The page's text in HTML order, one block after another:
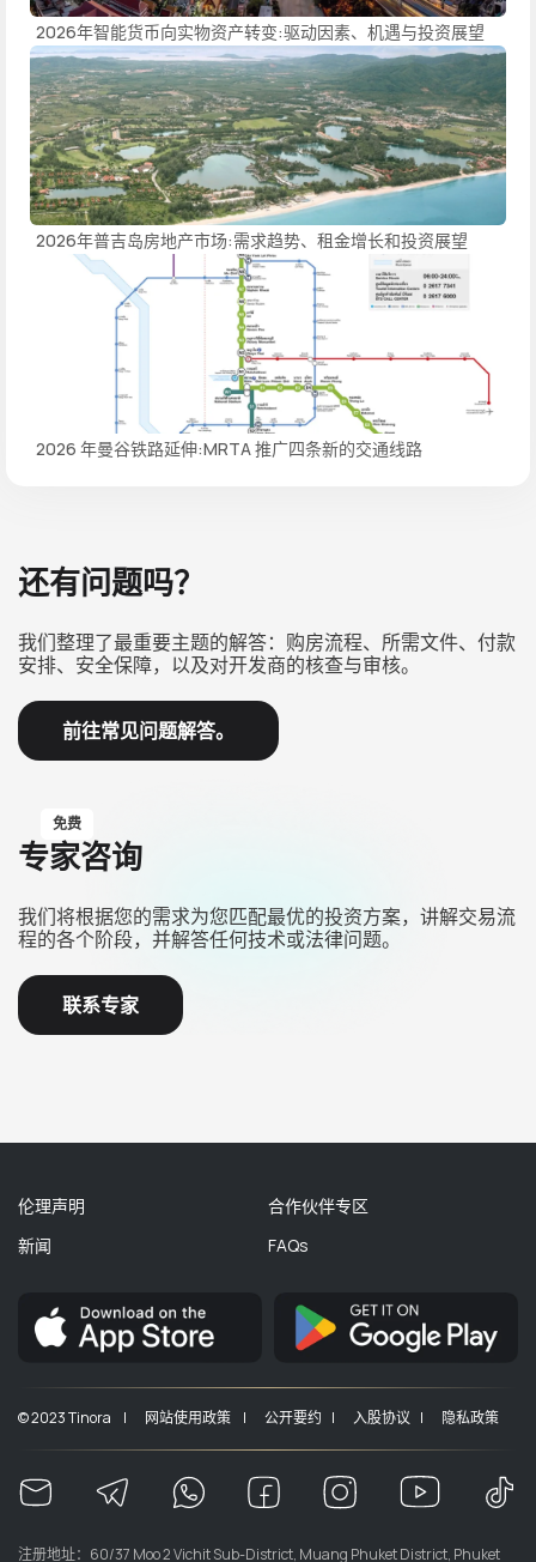
2026年智能货币向实物资产转变:驱动因素、机遇与投资展望
2026年普吉岛房地产市场:需求趋势、租金增长和投资展望
2026 年曼谷铁路延伸:MRTA 推广四条新的交通线路
还有问题吗？
我们整理了最重要主题的解答：购房流程、所需文件、付款
安排、安全保障，以及对开发商的核查与审核。
前往常见问题解答。
免费
专家咨询
我们将根据您的需求为您匹配最优的投资方案，讲解交易流
程的各个阶段，并解答任何技术或法律问题。
联系专家
伦理声明
新闻
合作伙伴专区
FAQs
© 2023 Tinora | 网站使用政策 | 公开要约 | 入股协议 | 隐私政策
注册地址：60/37 Moo 2 Vichit Sub-District, Muang Phuket District, Phuket